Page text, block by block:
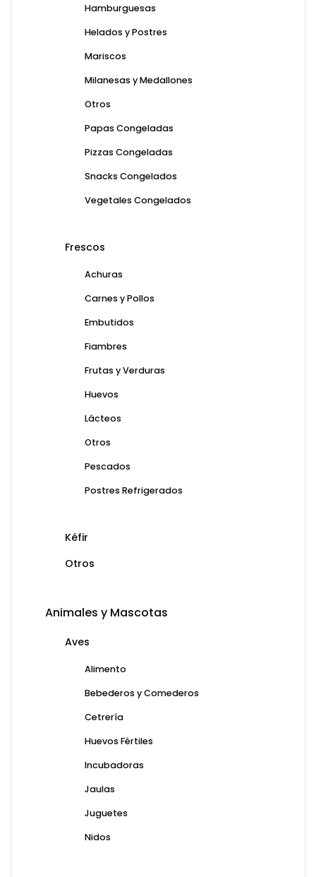
Hamburguesas
Helados y Postres
Mariscos
Milanesas y Medallones
Otros
Papas Congeladas
Pizzas Congeladas
Snacks Congelados
Vegetales Congelados
Frescos
Achuras
Carnes y Pollos
Embutidos
Fiambres
Frutas y Verduras
Huevos
Lácteos
Otros
Pescados
Postres Refrigerados
Kéfir
Otros
Animales y Mascotas
Aves
Alimento
Bebederos y Comederos
Cetrería
Huevos Fértiles
Incubadoras
Jaulas
Juguetes
Nidos